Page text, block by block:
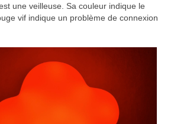
une veilleuse. Sa couleur indique le
vif indique un problème de connexion